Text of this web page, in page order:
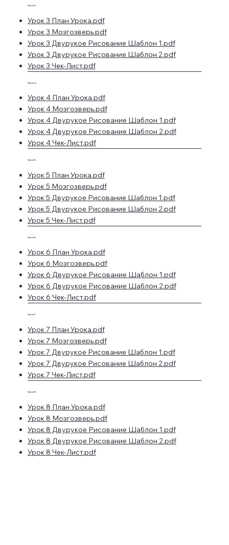
Урок 3.
Урок 3 План Урока.pdf
Урок 3 Мозгозверь.pdf
Урок 3 Двурукое Рисование Шаблон 1.pdf
Урок 3 Двурукое Рисование Шаблон 2.pdf
Урок 3 Чек-Лист.pdf
Урок 4.
Урок 4 План Урока.pdf
Урок 4 Мозгозверь.pdf
Урок 4 Двурукое Рисование Шаблон 1.pdf
Урок 4 Двурукое Рисование Шаблон 2.pdf
Урок 4 Чек-Лист.pdf
Урок 5.
Урок 5 План Урока.pdf
Урок 5 Мозгозверь.pdf
Урок 5 Двурукое Рисование Шаблон 1.pdf
Урок 5 Двурукое Рисование Шаблон 2.pdf
Урок 5 Чек-Лист.pdf
Урок 6.
Урок 6 План Урока.pdf
Урок 6 Мозгозверь.pdf
Урок 6 Двурукое Рисование Шаблон 1.pdf
Урок 6 Двурукое Рисование Шаблон 2.pdf
Урок 6 Чек-Лист.pdf
Урок 7.
Урок 7 План Урока.pdf
Урок 7 Мозгозверь.pdf
Урок 7 Двурукое Рисование Шаблон 1.pdf
Урок 7 Двурукое Рисование Шаблон 2.pdf
Урок 7 Чек-Лист.pdf
Урок 8.
Урок 8 План Урока.pdf
Урок 8 Мозгозверь.pdf
Урок 8 Двурукое Рисование Шаблон 1.pdf
Урок 8 Двурукое Рисование Шаблон 2.pdf
Урок 8 Чек-Лист.pdf